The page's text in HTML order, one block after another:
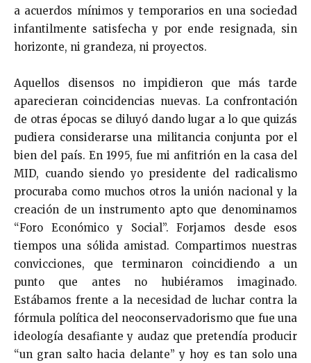
a acuerdos mínimos y temporarios en una sociedad
infantilmente satisfecha y por ende resignada, sin
horizonte, ni grandeza, ni proyectos.
Aquellos disensos no impidieron que más tarde
aparecieran coincidencias nuevas. La confrontación
de otras épocas se diluyó dando lugar a lo que quizás
pudiera considerarse una militancia conjunta por el
bien del país. En 1995, fue mi anfitrión en la casa del
MID, cuando siendo yo presidente del radicalismo
procuraba como muchos otros la unión nacional y la
creación de un instrumento apto que denominamos
“Foro Económico y Social”. Forjamos desde esos
tiempos una sólida amistad. Compartimos nuestras
convicciones, que terminaron coincidiendo a un
punto que antes no hubiéramos imaginado.
Estábamos frente a la necesidad de luchar contra la
fórmula política del neoconservadorismo que fue una
ideología desafiante y audaz que pretendía producir
“un gran salto hacia delante” y hoy es tan solo una